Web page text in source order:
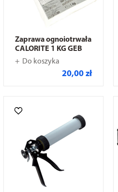
Zaprawa ognoiotrwała
CALORITE 1 KG GEB
Do koszyka
20,00 zł